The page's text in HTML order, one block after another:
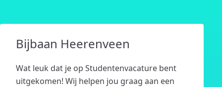
Bijbaan Heerenveen
Wat leuk dat je op Studentenvacature bent
uitgekomen! Wij helpen jou graag aan een